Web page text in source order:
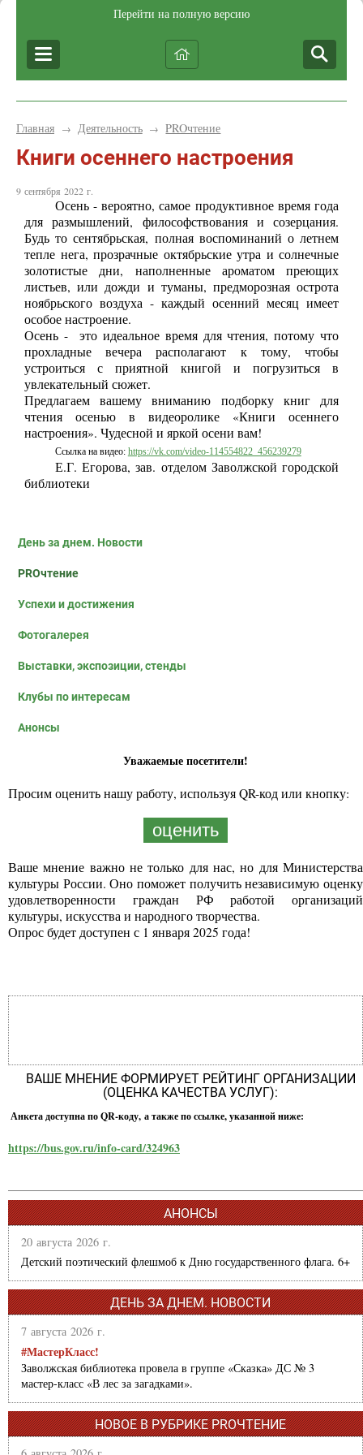
Перейти на полную версию
Главная → Деятельность → PROчтение
Книги осеннего настроения
9 сентября 2022 г.
Осень - вероятно, самое продуктивное время года
для размышлений, философствования и созерцания.
Будь то сентябрьская, полная воспоминаний о летнем
тепле нега, прозрачные октябрьские утра и солнечные
золотистые дни, наполненные ароматом преющих
листьев, или дожди и туманы, предморозная острота
ноябрьского воздуха - каждый осенний месяц имеет
особое настроение.
Осень - это идеальное время для чтения, потому что
прохладные вечера располагают к тому, чтобы
устроиться с приятной книгой и погрузиться в
увлекательный сюжет.
Предлагаем вашему вниманию подборку книг для
чтения осенью в видеоролике «Книги осеннего
настроения». Чудесной и яркой осени вам!
Ссылка на видео: https://vk.com/video-114554822_456239279
Е.Г. Егорова, зав. отделом Заволжской городской
библиотеки
День за днем. Новости
PROчтение
Успехи и достижения
Фотогалерея
Выставки, экспозиции, стенды
Клубы по интересам
Анонсы
Уважаемые посетители!
Просим оценить нашу работу, используя QR-код или кнопку:
оценить
Ваше мнение важно не только для нас, но для Министерства
культуры России. Оно поможет получить независимую оценку
удовлетворенности граждан РФ работой организаций
культуры, искусства и народного творчества.
Опрос будет доступен с 1 января 2025 года!
ВАШЕ МНЕНИЕ ФОРМИРУЕТ РЕЙТИНГ ОРГАНИЗАЦИИ
(ОЦЕНКА КАЧЕСТВА УСЛУГ):
Анкета доступна по QR-коду, а также по ссылке, указанной ниже:
https://bus.gov.ru/info-card/324963
АНОНСЫ
20 августа 2026 г.
Детский поэтический флешмоб к Дню государственного флага. 6+
ДЕНЬ ЗА ДНЕМ. НОВОСТИ
7 августа 2026 г.
#МастерКласс!
Заволжская библиотека провела в группе «Сказка» ДС № 3
мастер-класс «В лес за загадками».
НОВОЕ В РУБРИКЕ PROЧТЕНИЕ